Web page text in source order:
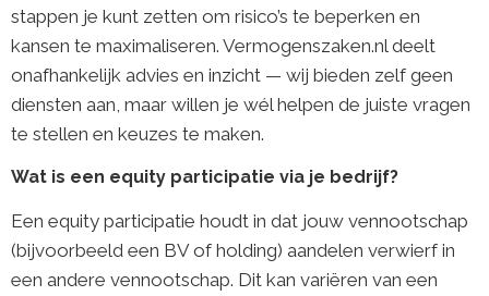
stappen je kunt zetten om risico’s te beperken en
kansen te maximaliseren. Vermogenszaken.nl deelt
onafhankelijk advies en inzicht — wij bieden zelf geen
diensten aan, maar willen je wél helpen de juiste vragen
te stellen en keuzes te maken.
Wat is een equity participatie via je bedrijf?
Een equity participatie houdt in dat jouw vennootschap
(bijvoorbeeld een BV of holding) aandelen verwierf in
een andere vennootschap. Dit kan variëren van een